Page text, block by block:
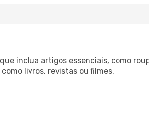
inclua artigos essenciais, como
livros, revistas ou filmes.